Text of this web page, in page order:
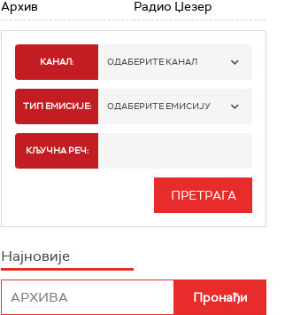
Архив Радио Џезер
КАНАЛ: ОДАБЕРИТЕ КАНАЛ
РАДИО БЕОГРАД 1
РАДИО БЕОГРАД 3
РАДИО РОКЕНРОЛЕР
ТИП ЕМИСИЈЕ: ОДАБЕРИТЕ ЕМИСИЈУ
ИНФО
КЉУЧНА РЕЧ:
Најновије